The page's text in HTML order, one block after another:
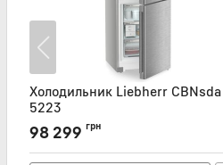
Холодильник Liebherr CBNsda
5223
Артикул: CBNSDA5223
98 299 грн